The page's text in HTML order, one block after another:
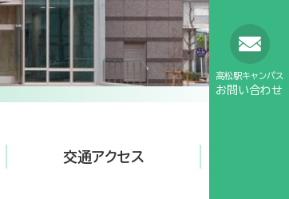
高松駅キャンパス
お問い合わせ
交通アクセス